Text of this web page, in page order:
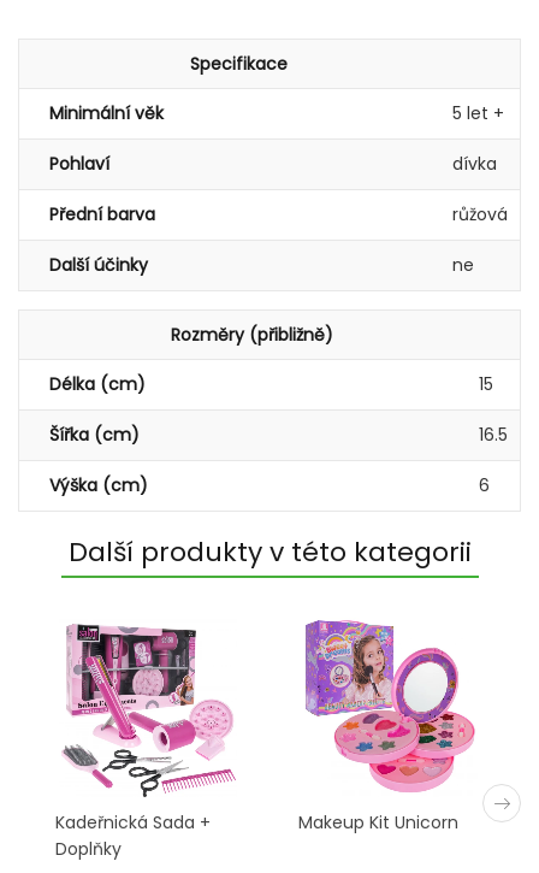
Specifikace
Minimální věk 5 let +
Pohlaví dívka
Přední barva růžová
Další účinky ne
Rozměry (přibližně)
Délka (cm) 15
Šířka (cm) 16.5
Výška (cm) 6
Další produkty v této kategorii
Kadeřnická Sada +
Doplňky
Makeup Kit Unicorn